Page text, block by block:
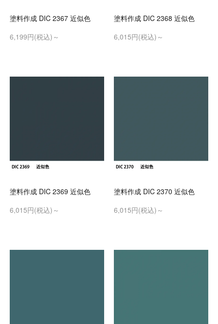
塗料作成 DIC 2367 近似色
6,199円(税込)～
塗料作成 DIC 2368 近似色
6,015円(税込)～
塗料作成 DIC 2369 近似色
6,015円(税込)～
塗料作成 DIC 2370 近似色
6,015円(税込)～